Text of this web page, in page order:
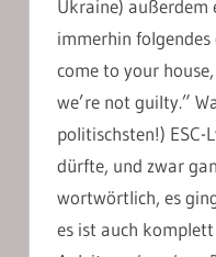
Ukraine) außerdem
immerhin folgendes
come to your
we’re not guilty.”
politischsten!) ESC-
dürfte, und zwar
wortwörtlich, es
es ist auch